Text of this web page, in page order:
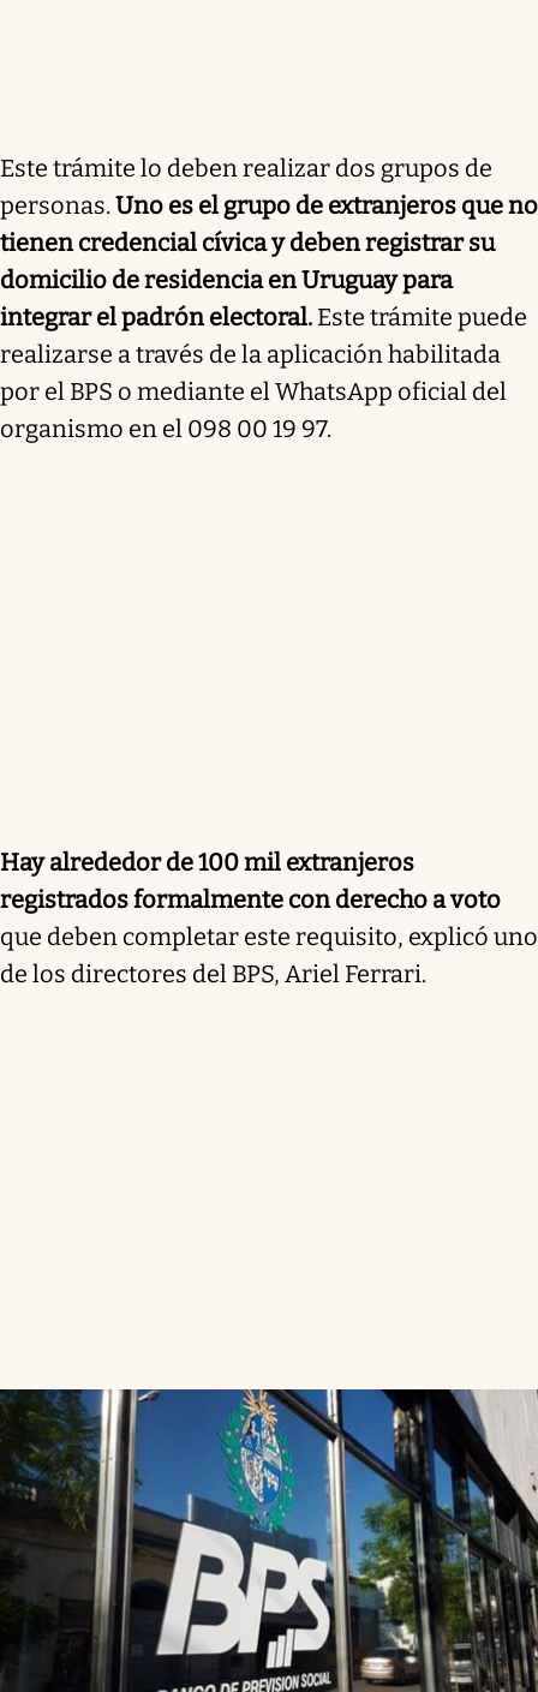
Este trámite lo deben realizar dos grupos de
personas. Uno es el grupo de extranjeros que no
tienen credencial cívica y deben registrar su
domicilio de residencia en Uruguay para
integrar el padrón electoral. Este trámite puede
realizarse a través de la aplicación habilitada
por el BPS o mediante el WhatsApp oficial del
organismo en el 098 00 19 97.
Hay alrededor de 100 mil extranjeros
registrados formalmente con derecho a voto
que deben completar este requisito, explicó uno
de los directores del BPS, Ariel Ferrari.